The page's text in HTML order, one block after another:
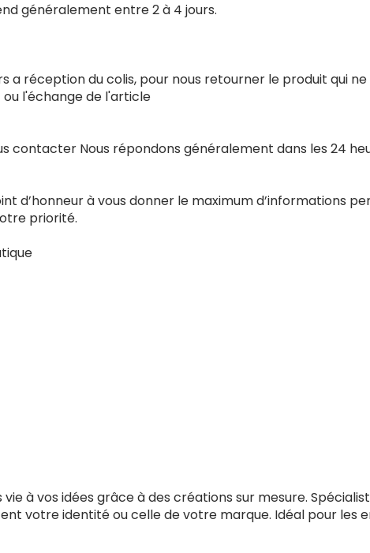
généralement entre 2 à 4 jours.
a réception du colis, pour nous retourner le produit qui
l'échange de l'article
contacter Nous répondons généralement dans les 24
d’honneur à vous donner le maximum
priorité.
à vos idées grâce à des créations sur mesure.
votre identité ou celle de votre marque. Idéal pour les